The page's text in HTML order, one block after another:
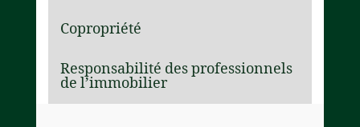
Copropriété
Responsabilité des professionnels
de l’immobilier